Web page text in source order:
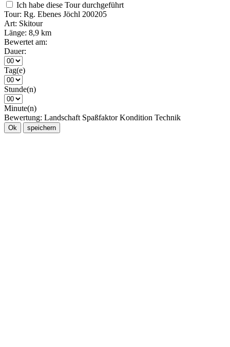
Ich habe diese Tour durchgeführt
Tour: Rg. Ebenes Jöchl 200205
Art: Skitour
Länge: 8,9 km
Bewertet am:
Dauer:
Tag(e)
Stunde(n)
Minute(n)
Bewertung: Landschaft Spaßfaktor Kondition Technik
Ok speichern